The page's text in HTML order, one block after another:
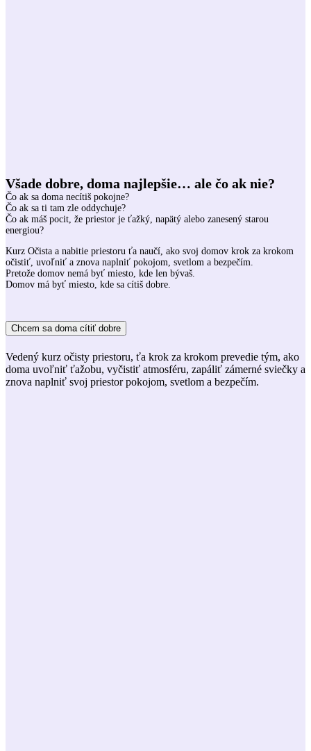
Všade dobre, doma najlepšie… ale čo ak nie?
Čo ak sa doma necítiš pokojne?
Čo ak sa ti tam zle oddychuje?
Čo ak máš pocit, že priestor je ťažký, napätý alebo zanesený starou
energiou?
Kurz Očista a nabitie priestoru ťa naučí, ako svoj domov krok za krokom
očistiť, uvoľniť a znova naplniť pokojom, svetlom a bezpečím.
Pretože domov nemá byť miesto, kde len bývaš.
Domov má byť miesto, kde sa cítiš dobre.
Chcem sa doma cítiť dobre
Vedený kurz očisty priestoru, ťa krok za krokom prevedie tým, ako
doma uvoľniť ťažobu, vyčistiť atmosféru, zapáliť zámerné sviečky a
znova naplniť svoj priestor pokojom, svetlom a bezpečím.